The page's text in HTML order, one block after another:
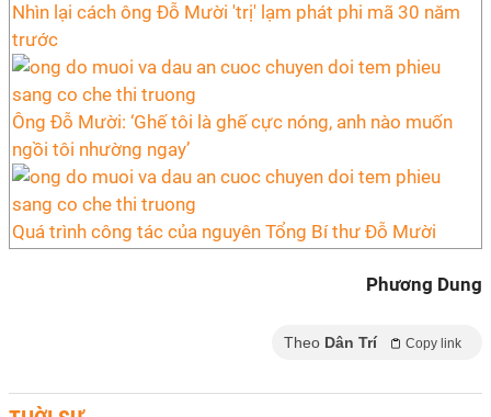
Nhìn lại cách ông Đỗ Mười 'trị' lạm phát phi mã 30 năm
trước
Ông Đỗ Mười: ‘Ghế tôi là ghế cực nóng, anh nào muốn
ngồi tôi nhường ngay’
Quá trình công tác của nguyên Tổng Bí thư Đỗ Mười
Phương Dung
Theo Dân Trí Copy link